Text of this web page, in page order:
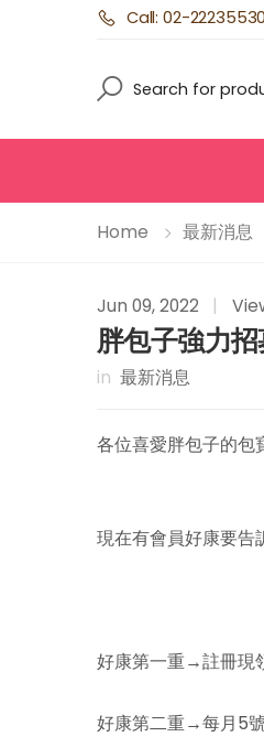
Call: 02-22235530
Search
Search
Home 最新消息
Jun 09, 2022 |
胖包子強力招
in 最新消息
各位喜愛胖包子的包
現在有會員好康要告
好康第一重→註冊現
好康第二重→每月5